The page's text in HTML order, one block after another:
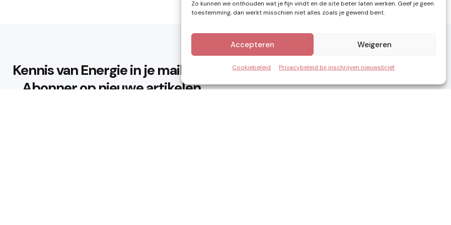
Zo kunnen we onthouden wat je fijn vindt en de site beter laten werken. Geef je geen
toestemming, dan werkt misschien niet alles zoals je gewend bent.
Accepteren Weigeren
Cookiebeleid Privacybeleid bij inschrijven nieuwsbrief
Kennis van Energie in je mailbox?
Abonner op nieuwe artikelen.